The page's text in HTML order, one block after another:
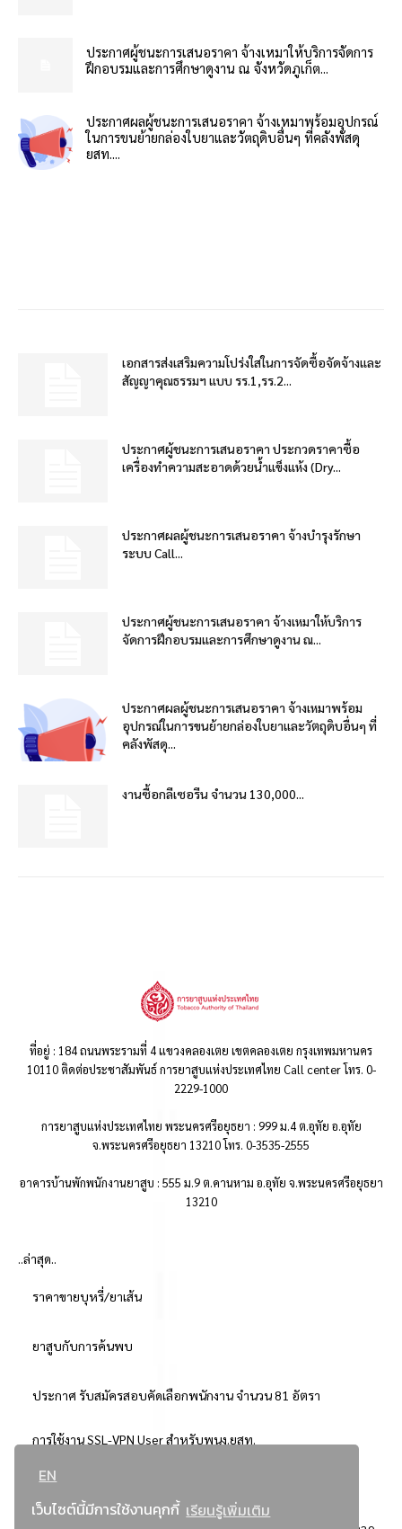
EN
เว็บไซต์นี้มีการใช้งานคุกกี้ เรียนรู้เพิ่มเติม
ประกาศผู้ชนะการเสนอราคา จ้างเหมาให้บริการจัดการ
ฝึกอบรมและการศึกษาดูงาน ณ จังหวัดภูเก็ต...
ประกาศผลผู้ชนะการเสนอราคา จ้างเหมาพร้อมอุปกรณ์
ในการขนย้ายกล่องใบยาและวัตถุดิบอื่นๆ ที่คลังพัสดุ
ยสท....
เอกสารส่งเสริมความโปร่งใสในการจัดซื้อจัดจ้างและ
สัญญาคุณธรรมฯ แบบ รร.1,รร.2...
ประกาศผู้ชนะการเสนอราคา ประกวดราคาซื้อ
เครื่องทำความสะอาดด้วยน้ำแข็งแห้ง (Dry...
ประกาศผลผู้ชนะการเสนอราคา จ้างบำรุงรักษา
ระบบ Call...
ประกาศผู้ชนะการเสนอราคา จ้างเหมาให้บริการ
จัดการฝึกอบรมและการศึกษาดูงาน ณ...
ประกาศผลผู้ชนะการเสนอราคา จ้างเหมาพร้อม
อุปกรณ์ในการขนย้ายกล่องใบยาและวัตถุดิบอื่นๆ ที่
คลังพัสดุ...
งานซื้อกลีเซอรีน จำนวน 130,000...
ที่อยู่ : 184 ถนนพระรามที่ 4 แขวงคลองเตย เขตคลองเตย กรุงเทพมหานคร
10110 ติดต่อประชาสัมพันธ์ การยาสูบแห่งประเทศไทย Call center โทร. 0-
2229-1000
การยาสูบแห่งประเทศไทย พระนครศรีอยุธยา : 999 ม.4 ต.อุทัย อ.อุทัย
จ.พระนครศรีอยุธยา 13210 โทร. 0-3535-2555
อาคารบ้านพักพนักงานยาสูบ : 555 ม.9 ต.คานหาม อ.อุทัย จ.พระนครศรีอยุธยา
13210
..ล่าสุด..
ราคาขายบุหรี่/ยาเส้น
ยาสูบกับการค้นพบ
ประกาศ รับสมัครสอบคัดเลือกพนักงาน จำนวน 81 อัตรา
การใช้งาน SSL-VPN User สำหรับพนง.ยสท.
..ยอดนิยม..